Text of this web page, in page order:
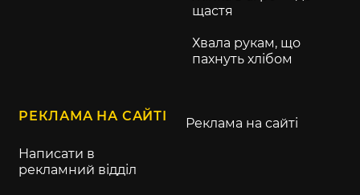
щастя
Хвала рукам, що
пахнуть хлібом
РЕКЛАМА НА САЙТІ
Написати в
рекламний відділ
Реклама на сайті